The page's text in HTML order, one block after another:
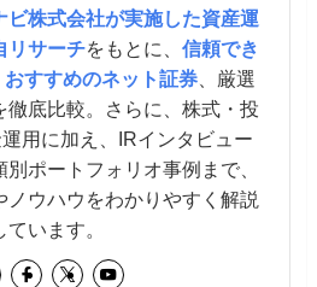
ビ株式会社が実施した資産運
リサーチをもとに、 信頼でき
おすすめのネット証券、厳選
徹底比較。さらに、株式・投
用に加え、IRインタビュー
ポートフォリオ事例まで、
ノウハウをわかりやすく解説
ています。